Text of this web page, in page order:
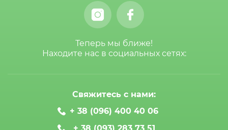
Теперь мы ближе!
Находите нас в социальных сетях:
Свяжитесь с нами:
+ 38 (096) 400 40 06